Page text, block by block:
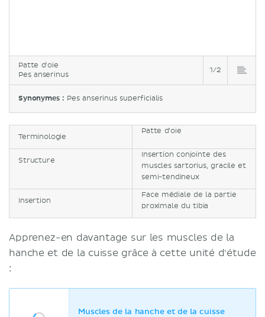
Patte d'oie
Pes anserinus
1/2
Synonymes : Pes anserinus superficialis
Terminologie
Patte d’oie
Structure
Insertion conjointe des
muscles sartorius, gracile et
semi-tendineux
Insertion
Face médiale de la partie
proximale du tibia
Apprenez-en davantage sur les muscles de la
hanche et de la cuisse grâce à cette unité d'étude
:
Muscles de la hanche et de la cuisse